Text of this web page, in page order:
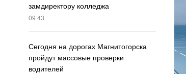
замдиректору колледжа
09:43
Сегодня на дорогах Магнитогорска
пройдут массовые проверки
водителей